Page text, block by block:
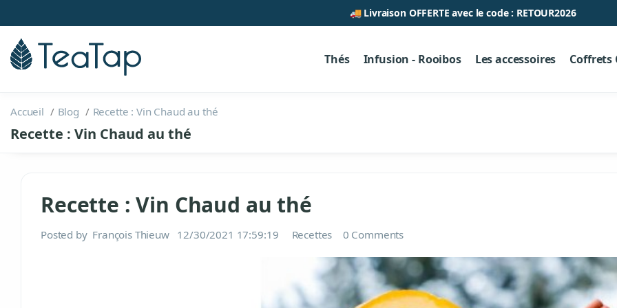
🚚 Livraison OFFERTE avec le code : RETOUR2026
Thés Infusion - Rooibos Les accessoires Coffrets
Accueil Blog Recette : Vin Chaud au thé
Recette : Vin Chaud au thé
Recette : Vin Chaud au thé
Posted by François Thieuw 12/30/2021 17:59:19 Recettes 0 Comments